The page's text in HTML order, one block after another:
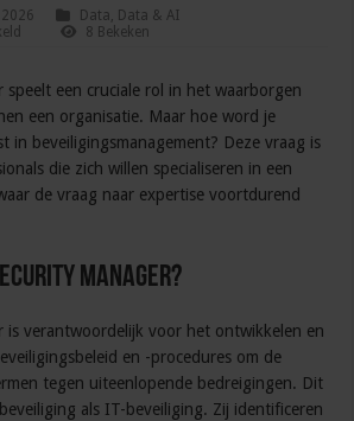
Data, Data & AI
security
manager?
8 Bekeken
speelt een cruciale rol in het waarborgen
een organisatie. Maar hoe word je
in beveiligingsmanagement? Deze vraag is
die zich willen specialiseren in een
de vraag naar expertise voortdurend
manager?
is verantwoordelijk voor het ontwikkelen en
en -procedures om de
tegen uiteenlopende bedreigingen. Dit
als IT-beveiliging. Zij identificeren